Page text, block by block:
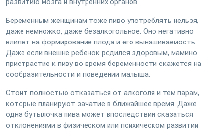
развитию мозга и внутренних органов.
Беременным женщинам тоже пиво употреблять нельзя,
даже немножко, даже безалкогольное. Оно негативно
влияет на формирование плода и его вынашиваемость.
Даже если внешне ребенок родился здоровым, мамино
пристрастие к пиву во время беременности скажется на
сообразительности и поведении малыша.
Стоит полностью отказаться от алкоголя и тем парам,
которые планируют зачатие в ближайшее время. Даже
одна бутылочка пива может впоследствии сказаться
отклонениями в физическом или психическом развитии